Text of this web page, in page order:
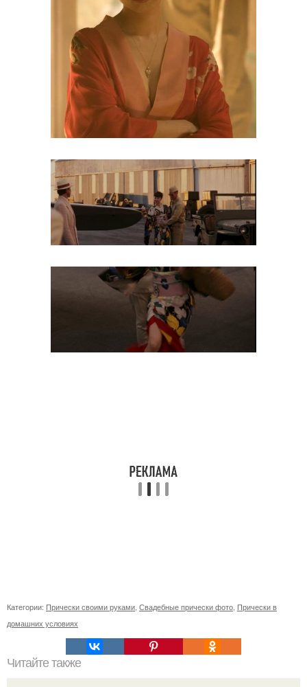
Категории: Прически своими руками, Свадебные прически фото, Прически в
домашних условиях
Читайте также